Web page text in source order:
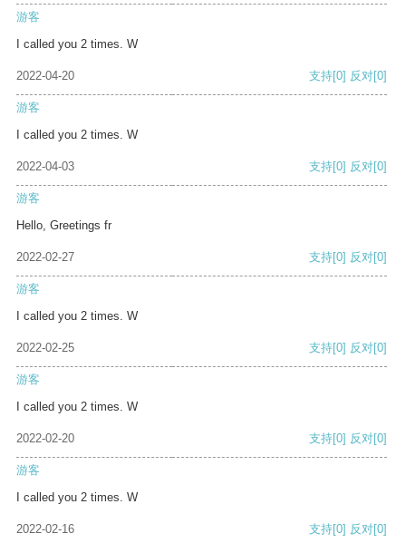
游客
I called you 2 times. W
2022-04-20 支持[0] 反对[0]
游客
I called you 2 times. W
2022-04-03 支持[0] 反对[0]
游客
Hello, Greetings fr
2022-02-27 支持[0] 反对[0]
游客
I called you 2 times. W
2022-02-25 支持[0] 反对[0]
游客
I called you 2 times. W
2022-02-20 支持[0] 反对[0]
游客
I called you 2 times. W
2022-02-16 支持[0] 反对[0]